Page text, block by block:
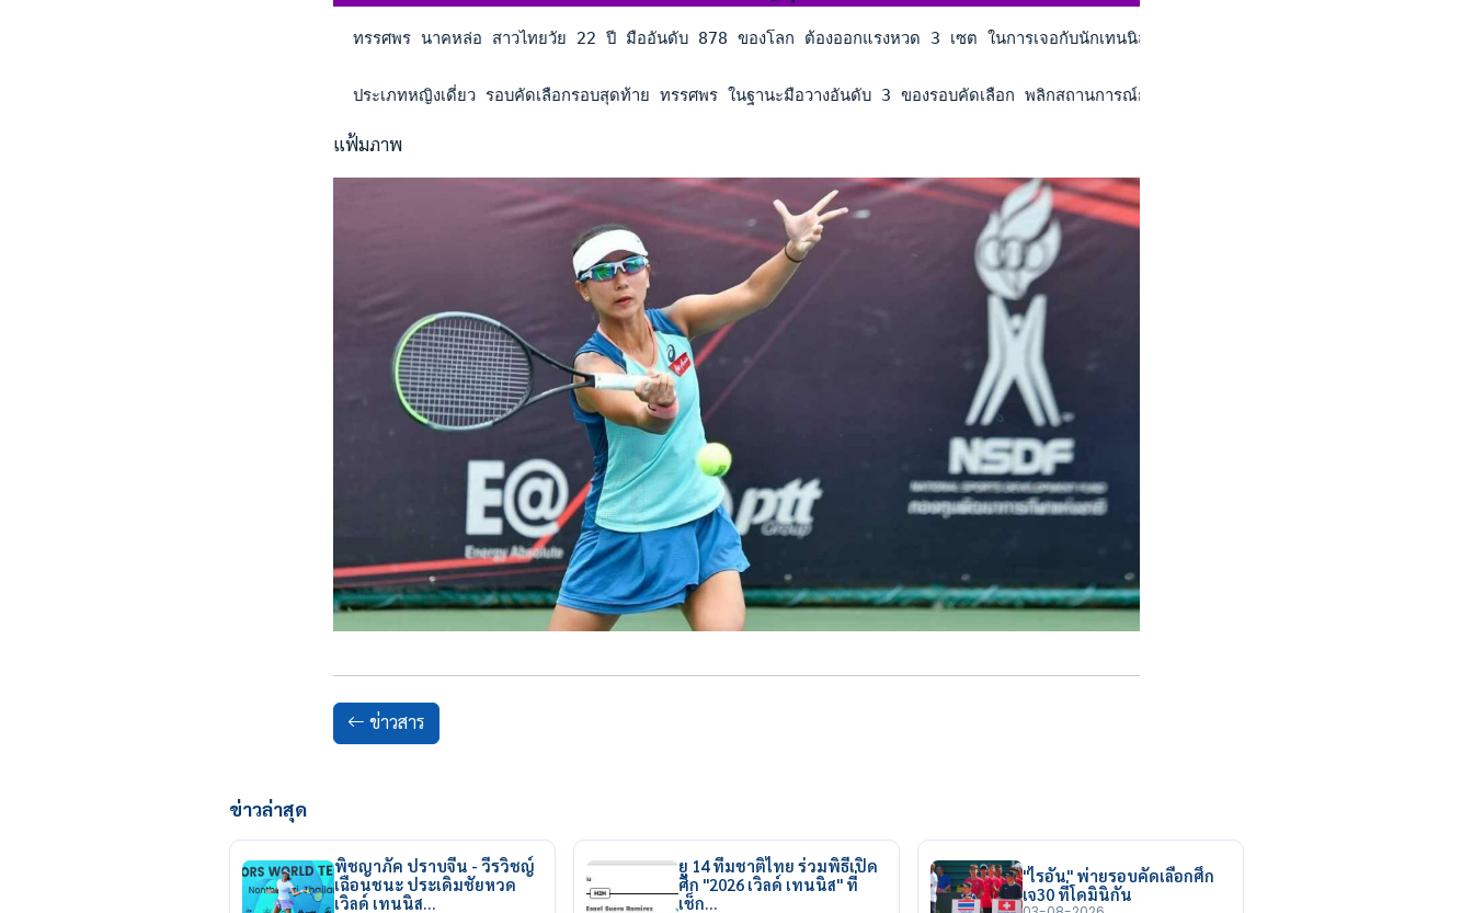
ทรรศพร นาคหล่อ สาวไทยวัย 22 ปี มืออันดับ 878 ของโลก ต้องออกแรงหวด 3 เซต ในการเจอกับนักเทนนิสเจ้าถิ่นก่อนคว้าตั๋วผ่านเข้ารอบเมนดรอว์ใ
ประเภทหญิงเดี่ยว รอบคัดเลือกรอบสุดท้าย ทรรศพร ในฐานะมือวางอันดับ 3 ของรอบคัดเลือก พลิกสถานการณ์กลับมาหวดชนะ ชิสะ โฮโซนูมะ นักเทนนิส
แฟ้มภาพ
ข่าวสาร
ข่าวล่าสุด
พิชญาภัค ปราบจีน - วีรวิชญ์
เฉือนชนะ ประเดิมชัยหวด
เวิลด์ เทนนิส…
ยู 14 ทีมชาติไทย ร่วมพิธีเปิด
ศึก "2026 เวิลด์ เทนนิส" ที่
เช็ก…
"ไรอัน" พ่ายรอบคัดเลือกศึก
เจ30 ที่โดมินิกัน